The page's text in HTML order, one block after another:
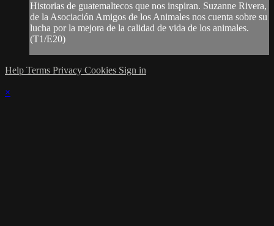
Historias de guatemaltecos que nos inspiran. Suzanne Rivera,
de la Asociación Amigos de los Animales nos cuenta sobre su
lucha por la mejora de la calidad de vida de los animales.
(T1/E20)
Help Terms Privacy Cookies Sign in
×